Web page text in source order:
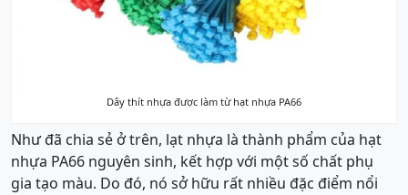
Dây thít nhựa được làm từ hạt nhựa PA66
Như đã chia sẻ ở trên, lạt nhựa là thành phẩm của hạt
nhựa PA66 nguyên sinh, kết hợp với một số chất phụ
gia tạo màu. Do đó, nó sở hữu rất nhiều đặc điểm nổi